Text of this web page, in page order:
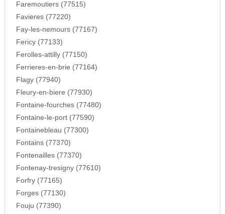
Faremoutiers (77515)
Favieres (77220)
Fay-les-nemours (77167)
Fericy (77133)
Ferolles-attilly (77150)
Ferrieres-en-brie (77164)
Flagy (77940)
Fleury-en-biere (77930)
Fontaine-fourches (77480)
Fontaine-le-port (77590)
Fontainebleau (77300)
Fontains (77370)
Fontenailles (77370)
Fontenay-tresigny (77610)
Forfry (77165)
Forges (77130)
Fouju (77390)